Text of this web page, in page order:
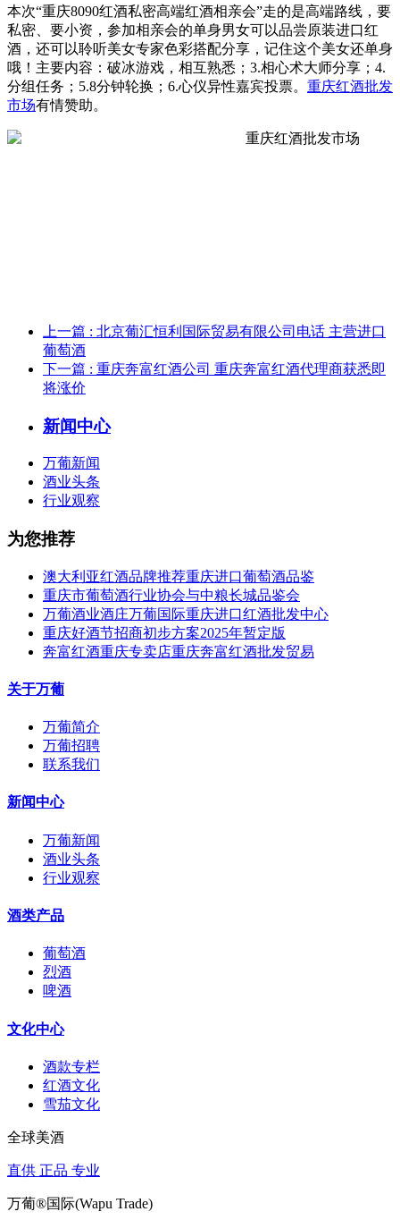
本次“重庆8090红酒私密高端红酒相亲会”走的是高端路线，要
私密、要小资，参加相亲会的单身男女可以品尝原装进口红
酒，还可以聆听美女专家色彩搭配分享，记住这个美女还单身
哦！主要内容：破冰游戏，相互熟悉；3.相心术大师分享；4.
分组任务；5.8分钟轮换；6.心仪异性嘉宾投票。 重庆红酒批发
市场有情赞助。
上一篇 : 北京葡汇恒利国际贸易有限公司电话 主营进口
葡萄酒
下一篇 : 重庆奔富红酒公司 重庆奔富红酒代理商获悉即
将涨价
新闻中心
万葡新闻
酒业头条
行业观察
为您推荐
澳大利亚红酒品牌推荐重庆进口葡萄酒品鉴
重庆市葡萄酒行业协会与中粮长城品鉴会
万葡酒业酒庄万葡国际重庆进口红酒批发中心
重庆好酒节招商初步方案2025年暂定版
奔富红酒重庆专卖店重庆奔富红酒批发贸易
关于万葡
万葡简介
万葡招聘
联系我们
新闻中心
万葡新闻
酒业头条
行业观察
酒类产品
葡萄酒
烈酒
啤酒
文化中心
酒款专栏
红酒文化
雪茄文化
全球美酒
直供 正品 专业
万葡®国际(Wapu Trade)